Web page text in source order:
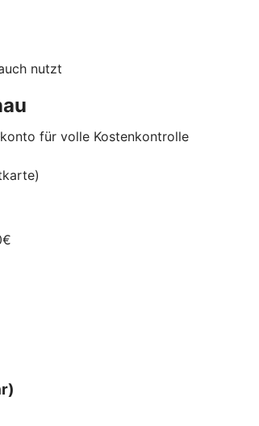
nutzt
für volle Kostenkontrolle
€